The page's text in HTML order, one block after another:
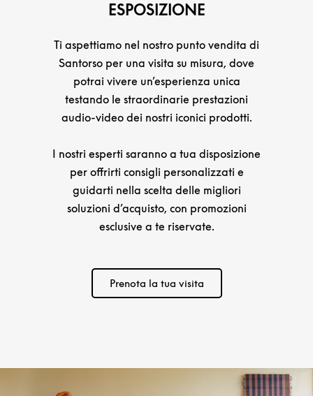
ESPOSIZIONE
Ti aspettiamo nel nostro punto vendita di
Santorso per una visita su misura, dove
potrai vivere un’esperienza unica
testando le straordinarie prestazioni
audio-video dei nostri iconici prodotti.
I nostri esperti saranno a tua disposizione
per offrirti consigli personalizzati e
guidarti nella scelta delle migliori
soluzioni d’acquisto, con promozioni
esclusive a te riservate.
Prenota la tua visita